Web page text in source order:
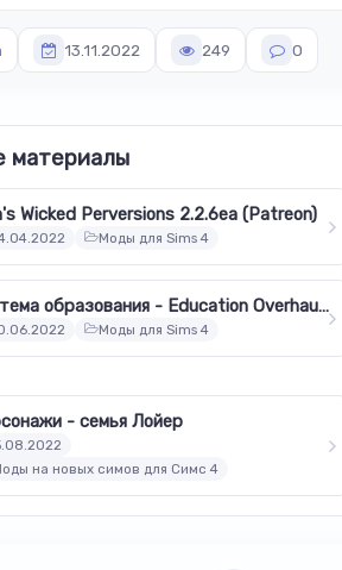
13.11.2022 249 0
материалы
Wicked Perversions 2.2.6ea (Patreon)
Моды для Sims 4
Система образования - Education Overhaul v3.7
Моды для Sims 4
- семья Лойер
на новых симов для Симс 4